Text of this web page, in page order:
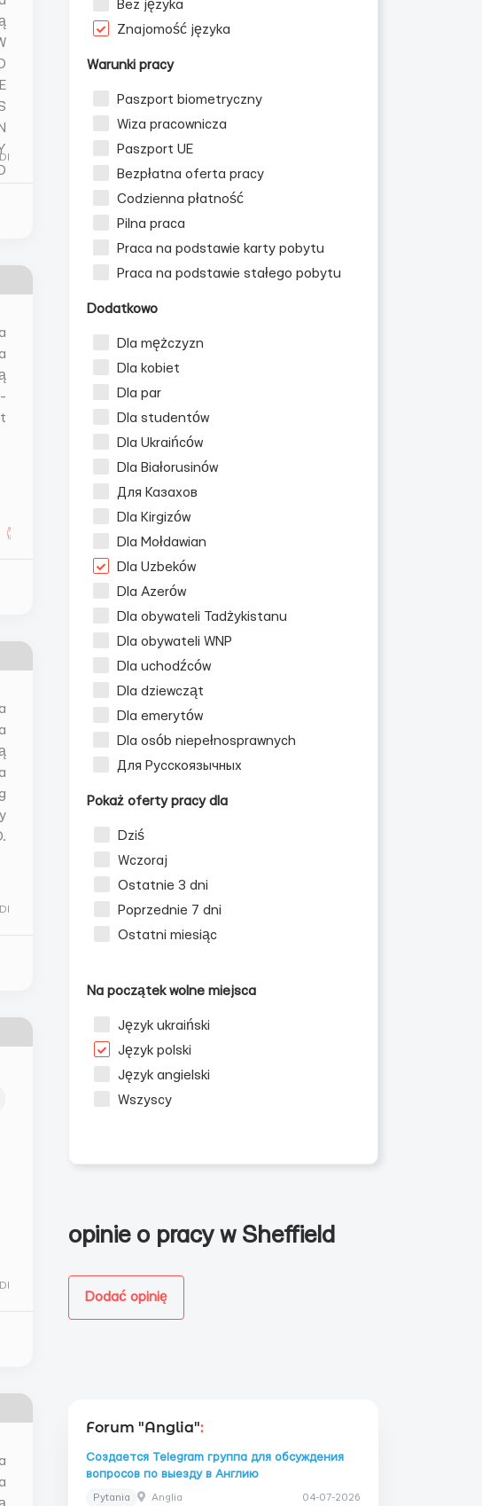
Dla mężczyzn
Dla Białorusinów
Dla mężczyzn
Bez języka
Znajomość języka
Warunki pracy
Paszport biometryczny
Wiza pracownicza
Paszport UE
Bezpłatna oferta pracy
Codzienna płatność
Pilna praca
Praca na podstawie karty pobytu
Praca na podstawie stałego pobytu
Dodatkowo
Dla mężczyzn
Dla kobiet
Dla par
Dla studentów
Dla Ukraińców
Dla Białorusinów
Для Казахов
Dla Kirgizów
Dla Mołdawian
Dla Uzbeków
Dla Azerów
Dla obywateli Tadżykistanu
Dla obywateli WNP
Dla uchodźców
Dla dziewcząt
Dla emerytów
Dla osób niepełnosprawnych
Для Русскоязычных
Pokaż oferty pracy dla
Dziś
Wczoraj
Ostatnie 3 dni
Poprzednie 7 dni
Ostatni miesiąc
Na początek wolne miejsca
Język ukraiński
Język polski
Język angielski
Wszyscy
opinie o pracy w Sheffield
Dodać opinię
Forum "Anglia":
Создается Telegram группа для обсуждения
вопросов по выезду в Англию
Pytania Anglia 04-07-2026